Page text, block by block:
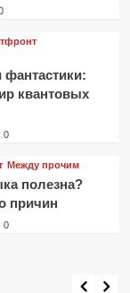
фантастики:
квантовых
0
Между прочим
полезна?
причин
0